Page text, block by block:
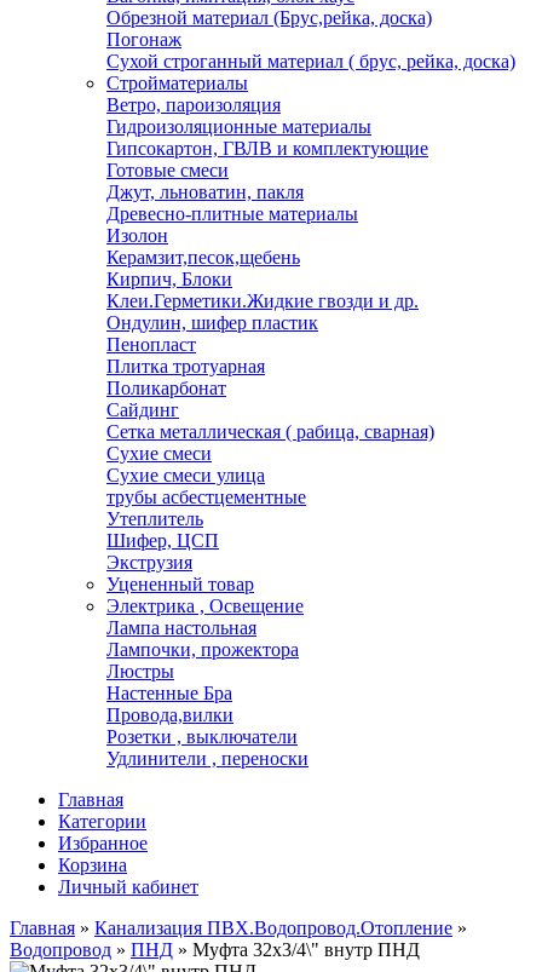
Обрезной материал (Брус,рейка, доска)
Погонаж
Сухой строганный материал ( брус, рейка, доска)
Стройматериалы
Ветро, пароизоляция
Гидроизоляционные материалы
Гипсокартон, ГВЛВ и комплектующие
Готовые смеси
Джут, льноватин, пакля
Древесно-плитные материалы
Изолон
Керамзит,песок,щебень
Кирпич, Блоки
Клеи.Герметики.Жидкие гвозди и др.
Ондулин, шифер пластик
Пенопласт
Плитка тротуарная
Поликарбонат
Сайдинг
Сетка металлическая ( рабица, сварная)
Сухие смеси
Сухие смеси улица
трубы асбестцементные
Утеплитель
Шифер, ЦСП
Экструзия
Уцененный товар
Электрика , Освещение
Лампа настольная
Лампочки, прожектора
Люстры
Настенные Бра
Провода,вилки
Розетки , выключатели
Удлинители , переноски
Главная
Категории
Избранное
Корзина
Личный кабинет
Главная » Канализация ПВХ.Водопровод.Отопление »
Водопровод » ПНД » Муфта 32х3/4\" внутр ПНД